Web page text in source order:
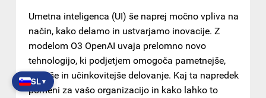
Umetna inteligenca (UI) še naprej močno vpliva na
način, kako delamo in ustvarjamo inovacije. Z
modelom O3 OpenAI uvaja prelomno novo
tehnologijo, ki podjetjem omogoča pametnejše,
hitrejše in učinkovitejše delovanje. Kaj ta napredek
pomeni za vašo organizacijo in kako lahko to
SL▼